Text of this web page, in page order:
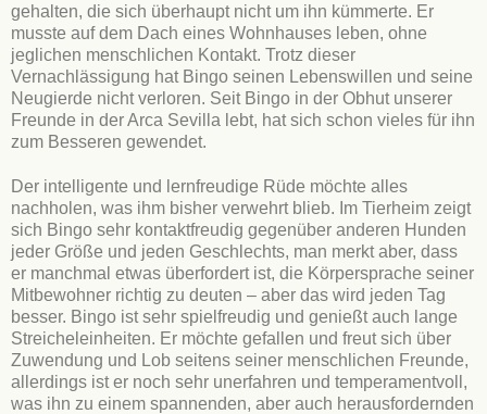
gehalten, die sich überhaupt nicht um ihn kümmerte. Er
musste auf dem Dach eines Wohnhauses leben, ohne
jeglichen menschlichen Kontakt. Trotz dieser
Vernachlässigung hat Bingo seinen Lebenswillen und seine
Neugierde nicht verloren. Seit Bingo in der Obhut unserer
Freunde in der Arca Sevilla lebt, hat sich schon vieles für ihn
zum Besseren gewendet.
Der intelligente und lernfreudige Rüde möchte alles
nachholen, was ihm bisher verwehrt blieb. Im Tierheim zeigt
sich Bingo sehr kontaktfreudig gegenüber anderen Hunden
jeder Größe und jeden Geschlechts, man merkt aber, dass
er manchmal etwas überfordert ist, die Körpersprache seiner
Mitbewohner richtig zu deuten – aber das wird jeden Tag
besser. Bingo ist sehr spielfreudig und genießt auch lange
Streicheleinheiten. Er möchte gefallen und freut sich über
Zuwendung und Lob seitens seiner menschlichen Freunde,
allerdings ist er noch sehr unerfahren und temperamentvoll,
was ihn zu einem spannenden, aber auch herausfordernden